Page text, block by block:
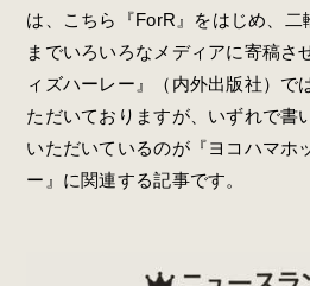
は、こちら『ForR』をはじめ、
までいろいろなメディアに寄稿さ
ィズハーレー』（内外出版社）で
ただいておりますが、いずれで書
いただいているのが『ヨコハマホ
ー』に関連する記事です。